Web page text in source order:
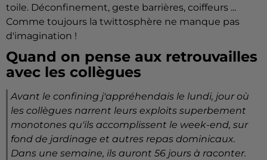
toile. Déconfinement, geste barrières, coiffeurs ...
Comme toujours la twittosphère ne manque pas
d'imagination !
Quand on pense aux retrouvailles
avec les collègues
Avant le confining j'appréhendais le lundi, jour où
les collègues narrent leurs exploits superbement
monotones qu'ils accomplissent le week-end, sur
fond de jardinage et autres repas dominicaux.
Dans une semaine, ils auront 56 jours à raconter.